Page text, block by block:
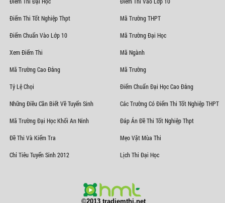
Điểm Thi Tốt Nghiệp Thpt Mã Trường THPT
Điểm Chuẩn Vào Lớp 10 Mã Trường Đại Học
Xem Điểm Thi Mã Ngành
Mã Trường Cao Đẳng Mã Trường
Tỷ Lệ Chọi Điểm Chuẩn Đại Học Cao Đẳng
Những Điều Cần Biết Về Tuyển Sinh Các Trường Có Điểm Thi Tốt Nghiệp THPT
Mã Trường Đại Học Khối An Ninh Đáp Án Đề Thi Tốt Nghiệp Thpt
Đề Thi Và Kiểm Tra Mẹo Vặt Mùa Thi
Chỉ Tiêu Tuyển Sinh 2012 Lịch Thi Đại Học
©2013 tradiemthi.net